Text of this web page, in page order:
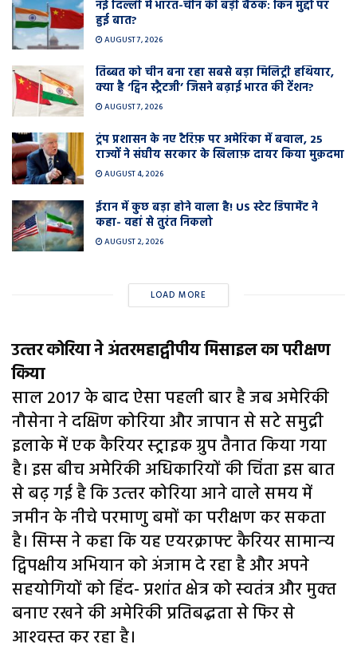
नई दिल्ली में भारत-चीन की बड़ी बैठक: किन मुद्दों पर
हुई बात?
AUGUST 7, 2026
तिब्बत को चीन बना रहा सबसे बड़ा मिलिट्री हथियार,
क्या है ‘ट्विन स्ट्रैटजी’ जिसने बढ़ाई भारत की टेंशन?
AUGUST 7, 2026
ट्रंप प्रशासन के नए टैरिफ़ पर अमेरिका में बवाल, 25
राज्यों ने संघीय सरकार के खिलाफ़ दायर किया मुक़दमा
AUGUST 4, 2026
ईरान में कुछ बड़ा होने वाला है! US स्टेट डिपार्मेंट ने
कहा- वहां से तुरंत निकलो
AUGUST 2, 2026
LOAD MORE
उत्‍तर कोरिया ने अंतरमहाद्वीपीय मिसाइल का परीक्षण
किया
साल 2017 के बाद ऐसा पहली बार है जब अमेरिकी
नौसेना ने दक्षिण कोरिया और जापान से सटे समुद्री
इलाके में एक कैरियर स्‍ट्राइक ग्रुप तैनात किया गया
है। इस बीच अमेरिकी अधिकारियों की चिंता इस बात
से बढ़ गई है कि उत्‍तर कोरिया आने वाले समय में
जमीन के नीचे परमाणु बमों का परीक्षण कर सकता
है। सिम्‍स ने कहा कि यह एयरक्राफ्ट कैरियर सामान्‍य
द्विपक्षीय अभियान को अंजाम दे रहा है और अपने
सहयोगियों को हिंद- प्रशांत क्षेत्र को स्‍वतंत्र और मुक्‍त
बनाए रखने की अमेरिकी प्रतिबद्धता से फिर से
आश्‍वस्‍त कर रहा है।